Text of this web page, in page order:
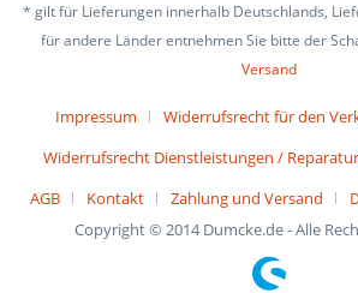
* gilt für Lieferungen innerhalb Deutschlands,
für andere Länder entnehmen Sie bitte der
Versand
Impressum
Widerrufsrecht für den
Widerrufsrecht Dienstleistungen /
AGB
Kontakt Zahlung und Versand
Copyright © 2014 Dumcke.de - Alle